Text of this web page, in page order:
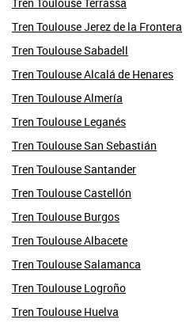
Tren Toulouse Jerez de la Frontera
Tren Toulouse Sabadell
Tren Toulouse Alcalá de Henares
Tren Toulouse Almería
Tren Toulouse Leganés
Tren Toulouse San Sebastián
Tren Toulouse Santander
Tren Toulouse Castellón
Tren Toulouse Burgos
Tren Toulouse Albacete
Tren Toulouse Salamanca
Tren Toulouse Logroño
Tren Toulouse Huelva